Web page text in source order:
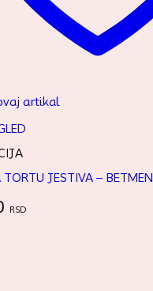
artikal
TORTU JESTIVA – BETMEN
RSD